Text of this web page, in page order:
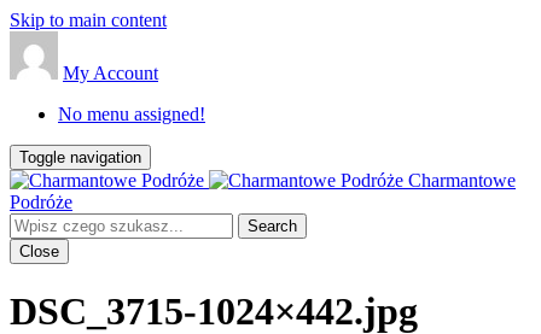
Skip to main content
My Account
No menu assigned!
Toggle navigation
Charmantowe
Podróże
Close
DSC_3715-1024×442.jpg